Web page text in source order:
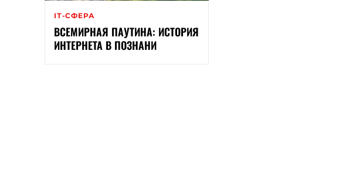
ІТ-СФЕРА
ВСЕМИРНАЯ ПАУТИНА: ИСТОРИЯ
ИНТЕРНЕТА В ПОЗНАНИ